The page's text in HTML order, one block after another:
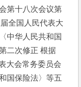
第十八次会议第
全国人民代表大
中华人民共和国
二次修正 根据
大会常务委员会
国保险法〉等五